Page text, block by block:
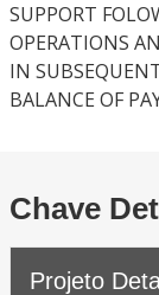
SUPPORT
OPERATIONS
IN
BALANCE OF
Chave
Projeto